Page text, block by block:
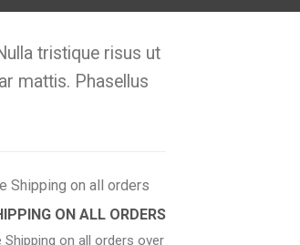
tristique risus ut
mattis. Phasellus
ON ALL ORDERS
Shipping on all orders over